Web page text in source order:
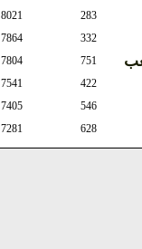
283
8021
332
7864
751
7804
422
7541
546
7405
628
7281